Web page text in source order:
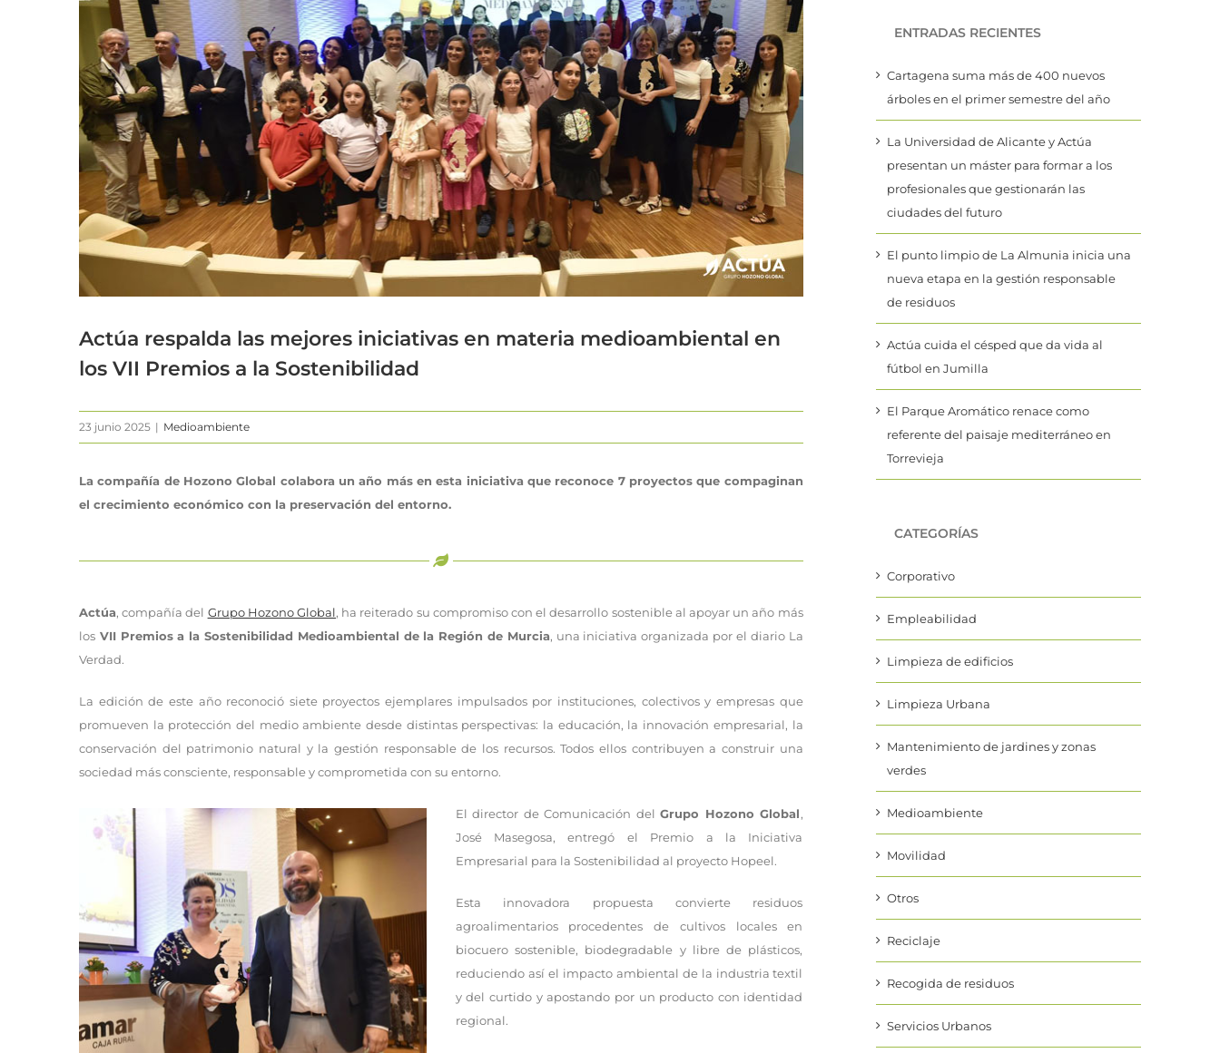
Actúa respalda las mejores iniciativas en materia medioambiental en
los VII Premios a la Sostenibilidad
23 junio 2025 | Medioambiente
La compañía de Hozono Global colabora un año más en esta iniciativa que reconoce 7 proyectos que compaginan
el crecimiento económico con la preservación del entorno.
Actúa, compañía del Grupo Hozono Global, ha reiterado su compromiso con el desarrollo sostenible al apoyar un año más
los VII Premios a la Sostenibilidad Medioambiental de la Región de Murcia, una iniciativa organizada por el diario La
Verdad.
La edición de este año reconoció siete proyectos ejemplares impulsados por instituciones, colectivos y empresas que
promueven la protección del medio ambiente desde distintas perspectivas: la educación, la innovación empresarial, la
conservación del patrimonio natural y la gestión responsable de los recursos. Todos ellos contribuyen a construir una
sociedad más consciente, responsable y comprometida con su entorno.
El director de Comunicación delGrupo Hozono Global,
José Masegosa, entregó el Premio a la Iniciativa
Empresarial para la Sostenibilidad al proyecto Hopeel.
Esta innovadora propuesta convierte residuos
agroalimentarios procedentes de cultivos locales en
biocuero sostenible, biodegradable y libre de plásticos,
reduciendo así el impacto ambiental de la industria textil
y del curtido y apostando por un producto con identidad
regional.
ENTRADAS RECIENTES
Cartagena suma más de 400 nuevos
árboles en el primer semestre del año
La Universidad de Alicante y Actúa
presentan un máster para formar a los
profesionales que gestionarán las
ciudades del futuro
El punto limpio de La Almunia inicia una
nueva etapa en la gestión responsable
de residuos
Actúa cuida el césped que da vida al
fútbol en Jumilla
El Parque Aromático renace como
referente del paisaje mediterráneo en
Torrevieja
CATEGORÍAS
Corporativo
Empleabilidad
Limpieza de edificios
Limpieza Urbana
Mantenimiento de jardines y zonas
verdes
Medioambiente
Movilidad
Otros
Reciclaje
Recogida de residuos
Servicios Urbanos